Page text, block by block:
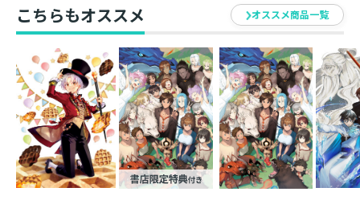
こちらもオススメ オススメ商品一覧